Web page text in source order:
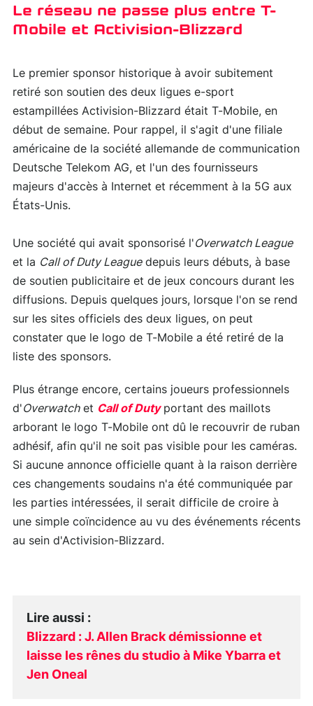
Le réseau ne passe plus entre T-
Mobile et Activision-Blizzard
Le premier sponsor historique à avoir subitement
retiré son soutien des deux ligues e-sport
estampillées Activision-Blizzard était T-Mobile, en
début de semaine. Pour rappel, il s'agit d'une filiale
américaine de la société allemande de communication
Deutsche Telekom AG, et l'un des fournisseurs
majeurs d'accès à Internet et récemment à la 5G aux
États-Unis.
Une société qui avait sponsorisé l'Overwatch League
et la Call of Duty Leaguedepuis leurs débuts, à base
de soutien publicitaire et de jeux concours durant les
diffusions. Depuis quelques jours, lorsque l'on se rend
sur les sites officiels des deux ligues, on peut
constater que le logo de T-Mobile a été retiré de la
liste des sponsors.
Plus étrange encore, certains joueurs professionnels
d'Overwatchet Call of Dutyportant des maillots
arborant le logo T-Mobile ont dû le recouvrir de ruban
adhésif, afin qu'il ne soit pas visible pour les caméras.
Si aucune annonce officielle quant à la raison derrière
ces changements soudains n'a été communiquée par
les parties intéressées, il serait difficile de croire à
une simple coïncidence au vu des événements récents
au sein d'Activision-Blizzard.
Lire aussi :
Blizzard : J. Allen Brack démissionne et
laisse les rênes du studio à Mike Ybarra et
Jen Oneal